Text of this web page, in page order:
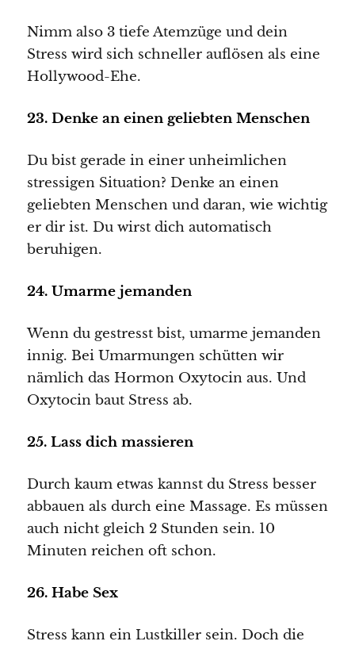
Nimm also 3 tiefe Atemzüge und dein
Stress wird sich schneller auflösen als eine
Hollywood-Ehe.
23. Denke an einen geliebten Menschen
Du bist gerade in einer unheimlichen
stressigen Situation? Denke an einen
geliebten Menschen und daran, wie wichtig
er dir ist. Du wirst dich automatisch
beruhigen.
24. Umarme jemanden
Wenn du gestresst bist, umarme jemanden
innig. Bei Umarmungen schütten wir
nämlich das Hormon Oxytocin aus. Und
Oxytocin baut Stress ab.
25. Lass dich massieren
Durch kaum etwas kannst du Stress besser
abbauen als durch eine Massage. Es müssen
auch nicht gleich 2 Stunden sein. 10
Minuten reichen oft schon.
26. Habe Sex
Stress kann ein Lustkiller sein. Doch die